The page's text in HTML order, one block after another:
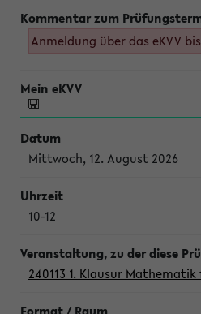
Anmeldung über das eKVV
Mittwoch, 12. August 2026
10-12
240113 1. Klausur